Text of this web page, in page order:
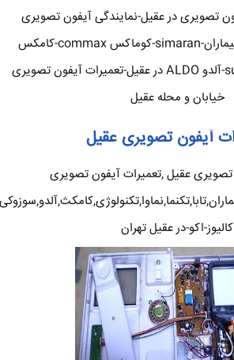
تصویری در عقیل-نمایندگی آیفون تصویری
تابا-tabaالکتروپیک,سیماران-simaran-کوماکس commax-کامکس
camax-سوزوکی suzuki-آلدو ALDO در عقیل-تعمیرات آیفون تصویری
خیابان و محله عقیل
آیفون تصویری عقیل
تصویری عقیل ,تعمیرات آیفون تصویری
کالیوز-اکو-در عقیل تهران